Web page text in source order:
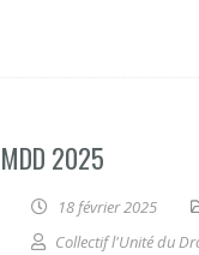
MDD 2025
18 février 2025
Collectif l'Unité du